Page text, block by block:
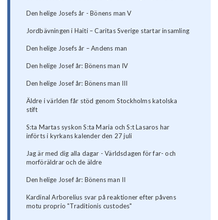
Den helige Josefs år - Bönens man V
Jordbävningen i Haiti – Caritas Sverige startar insamling
Den helige Josefs år – Andens man
Den helige Josef år: Bönens man IV
Den helige Josef år: Bönens man III
Äldre i världen får stöd genom Stockholms katolska
stift
S:ta Martas syskon S:ta Maria och S:t Lasaros har
införts i kyrkans kalender den 27 juli
Jag är med dig alla dagar - Världsdagen för far- och
morföräldrar och de äldre
Den helige Josef år: Bönens man II
Kardinal Arborelius svar på reaktioner efter påvens
motu proprio "Traditionis custodes"